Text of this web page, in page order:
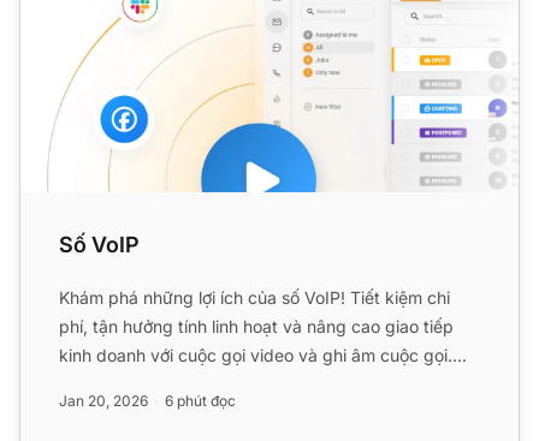
Số VoIP
Khám phá những lợi ích của số VoIP! Tiết kiệm chi
phí, tận hưởng tính linh hoạt và nâng cao giao tiếp
kinh doanh với cuộc gọi video và ghi âm cuộc gọi....
Jan 20, 2026 6 phút đọc